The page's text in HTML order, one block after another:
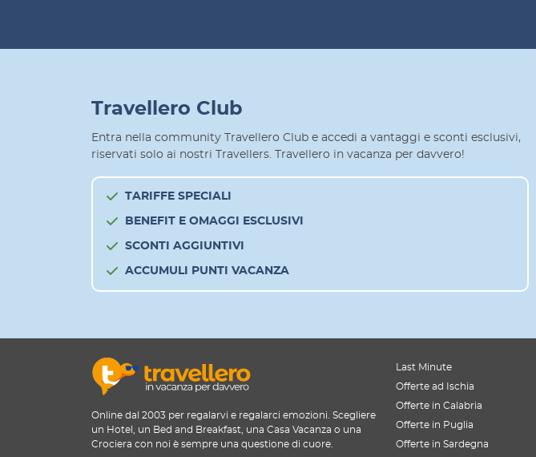
Travellero Club
Entra nella community Travellero Club e accedi a vantaggi e sconti esclusivi,
riservati solo ai nostri Travellers. Travellero in vacanza per davvero!
TARIFFE SPECIALI
BENEFIT E OMAGGI ESCLUSIVI
SCONTI AGGIUNTIVI
ACCUMULI PUNTI VACANZA
Online dal 2003 per regalarvi e regalarci emozioni. Scegliere
un Hotel, un Bed and Breakfast, una Casa Vacanza o una
Crociera con noi è sempre una questione di cuore.
Last Minute
Offerte ad Ischia
Offerte in Calabria
Offerte in Puglia
Offerte in Sardegna